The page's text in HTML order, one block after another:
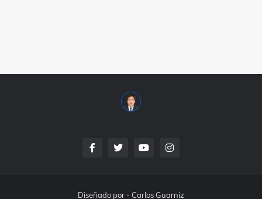
Diseñado por - Carlos Guarniz